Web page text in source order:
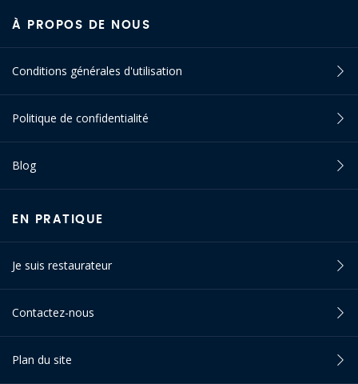
À PROPOS DE NOUS
Conditions générales d'utilisation
Politique de confidentialité
Blog
EN PRATIQUE
Je suis restaurateur
Contactez-nous
Plan du site